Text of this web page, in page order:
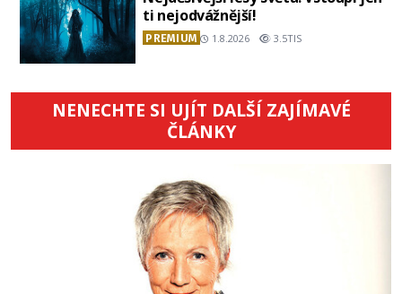
ti nejodvážnější!
PREMIUM 1.8.2026 3.5TIS
NENECHTE SI UJÍT DALŠÍ ZAJÍMAVÉ
ČLÁNKY